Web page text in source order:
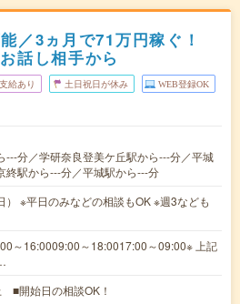
／3ヵ月で71万円稼ぐ！
話し相手から
給あり 土日祝日が休み WEB登録OK
---分／学研奈良登美ケ丘駅から---分／平城
終駅から---分／平城駅から---分
） ※平日のみなどの相談もOK ※週3なども
～16:0009:00～18:0017:00～09:00※ 上記
■開始日の相談OK！